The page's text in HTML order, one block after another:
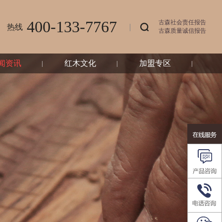
热线 400-133-7767
古森社会责任报告
古森质量诚信报告
资讯 红木文化 加盟专区